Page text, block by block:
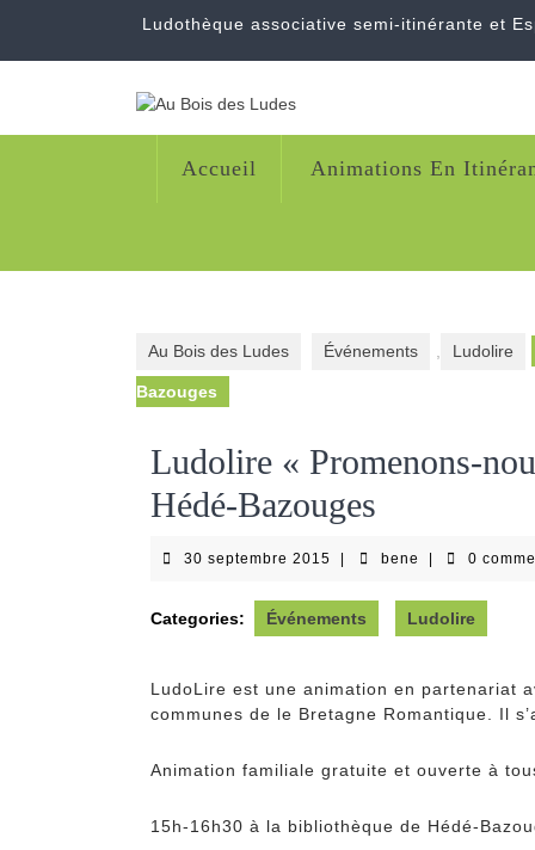
content
Ludothèque associative semi-itinérante et
Accueil Animations En
Au Bois des Ludes Événements Ludolire
Bazouges
Ludolire « Promenons-
Hédé-Bazouges
30 septembre 2015 30
2015
| bene bene
| 0
Categories: Événements Ludolire
LudoLire est une animation en partenariat
communes de le Bretagne Romantique. Il
Animation familiale gratuite et ouverte à
15h-16h30 à la bibliothèque de Hédé-